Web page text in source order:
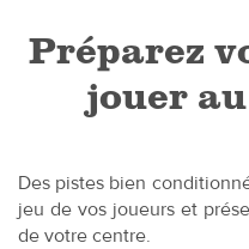
Préparez
jouer
Des pistes bien
jeu de vos joueurs et
de votre centre.